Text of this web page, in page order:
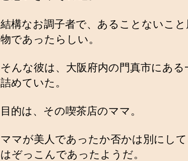
結構なお調子者で、あることないこと
物であったらしい。
そんな彼は、大阪府内の門真市にある
詰めていた。
目的は、その喫茶店のママ。
ママが美人であったか否かは別にし
はぞっこんであったようだ。